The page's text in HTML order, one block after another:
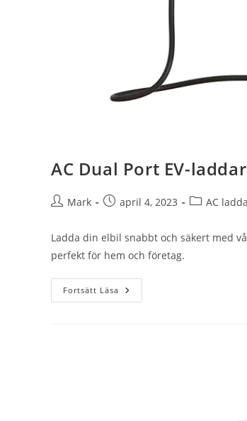
AC Dual Port EV-
Mark april 4, 2023 AC
Ladda din elbil snabbt och säkert med
perfekt för hem och företag.
Fortsätt Läsa